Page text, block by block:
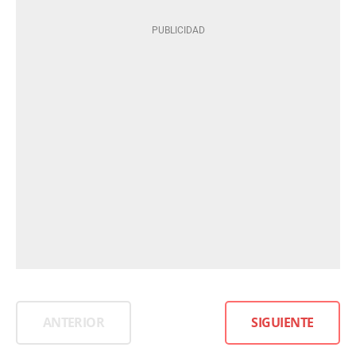
ANTERIOR SIGUIENTE